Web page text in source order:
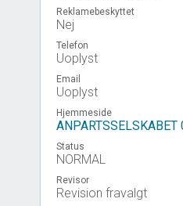
Reklamebeskyttet
Nej
Telefon
Uoplyst
Email
Uoplyst
Hjemmeside
ANPARTSSELSKABET
Status
NORMAL
Revisor
Revision fravalgt